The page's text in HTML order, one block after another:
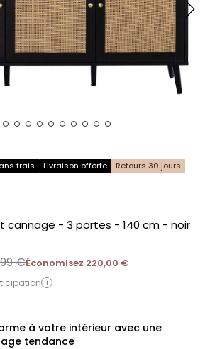
frais Livraison offerte Retours 30 jours
cannage - 3 portes - 140 cm - noir
€Économisez 220,00 €
i
à votre intérieur avec une
tendance